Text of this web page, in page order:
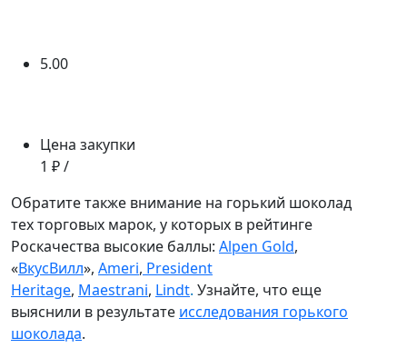
5.00
Цена закупки
1 ₽ /
Обратите также внимание на горький шоколад
тех торговых марок, у которых в рейтинге
Роскачества высокие баллы: Alpen Gold,
«ВкусВилл», Ameri, President
Heritage, Maestrani, Lindt. Узнайте, что еще
выяснили в результате исследования горького
шоколада.